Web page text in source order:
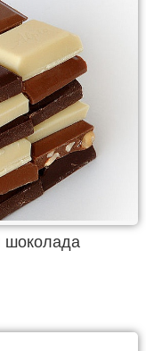
шоколада